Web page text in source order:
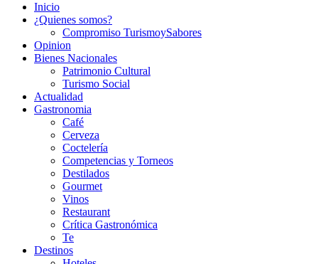
Inicio
¿Quienes somos?
Compromiso TurismoySabores
Opinion
Bienes Nacionales
Patrimonio Cultural
Turismo Social
Actualidad
Gastronomia
Café
Cerveza
Coctelería
Competencias y Torneos
Destilados
Gourmet
Vinos
Restaurant
Crítica Gastronómica
Te
Destinos